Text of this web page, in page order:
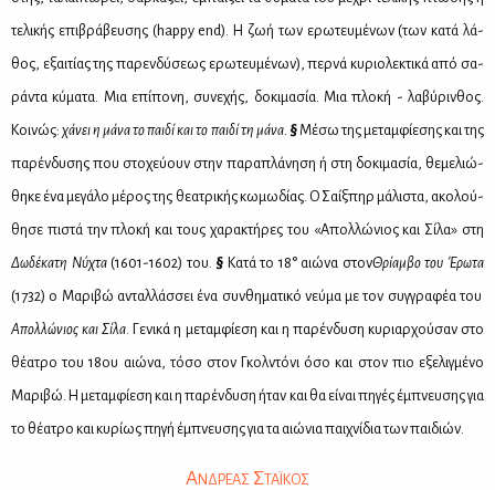
τε­λι­κής επι­βρά­βευ­σης (happy end). Η ζωή των ερω­τευ­μέ­νων (των κα­τά λά­
θος, εξαι­τί­ας της πα­ρεν­δύ­σε­ως ερω­τευ­μέ­νων), περ­νά κυ­ριο­λε­κτι­κά από σα­
ρά­ντα κύ­μα­τα. Μια επί­πο­νη, συ­νε­χής, δο­κι­μα­σία. Μια πλο­κή - λα­βύ­ριν­θος.
Κοι­νώς:χά­νει η μά­να το παι­δί και το παι­δί τη μά­να. §Μέ­σω της με­ταμ­φί­ε­σης και της
πα­ρέν­δυ­σης που στο­χεύ­ουν στην πα­ρα­πλά­νη­ση ή στη δο­κι­μα­σία, θε­με­λιώ­
θη­κε ένα με­γά­λο μέ­ρος της θε­α­τρι­κής κω­μω­δί­ας. Ο Σαίξ­πηρ μά­λι­στα, ακο­λού­
θη­σε πι­στά την πλο­κή και τους χα­ρα­κτή­ρες του «Απολ­λώ­νιος και Σί­λα» στη
Δω­δέ­κα­τη Νύ­χτα(1601-1602) του. § Κα­τά το 18° αιώ­να στονΘρί­αμ­βο του Έρω­τα
(1732) ο Μα­ρι­βώ ανταλ­λάσ­σει ένα συν­θη­μα­τι­κό νεύ­μα με τον συγ­γρα­φέα του
Απολ­λώ­νιος και Σί­λα. Γε­νι­κά η με­ταμ­φί­ε­ση και η πα­ρέν­δυ­ση κυ­ριαρ­χού­σαν στο
θέ­α­τρο του 18ου αιώ­να, τό­σο στον Γκολ­ντό­νι όσο και στον πιο εξε­λιγ­μέ­νο
Μα­ρι­βώ. Η με­ταμ­φί­ε­ση και η πα­ρέν­δυ­ση ήταν και θα εί­ναι πη­γές έμπνευ­σης για
το θέ­α­τρο και κυ­ρί­ως πη­γή έμπνευ­σης για τα αιώ­νια παι­χνί­δια των παι­διών.
ΑΝΔΡΕ­ΑΣ ΣΤΑΪ­ΚΟΣ